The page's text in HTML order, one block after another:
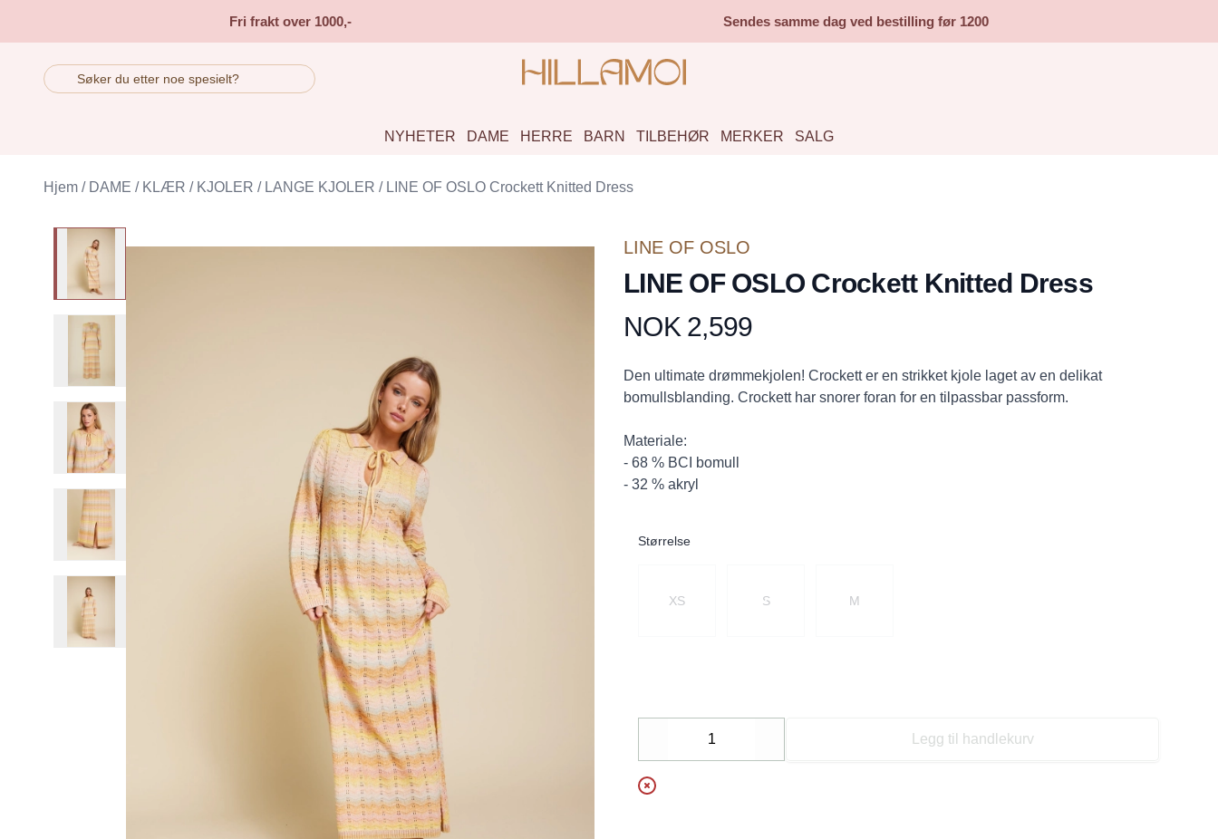
Fri frakt over 1000,- Sendes samme dag ved bestilling før 1200
NYHETER DAME HERRE BARN TILBEHØR MERKER SALG
Hjem / DAME / KLÆR / KJOLER / LANGE KJOLER / LINE OF OSLO Crockett Knitted Dress
LINE OF OSLO
LINE OF OSLO Crockett Knitted Dress
Produktdetaljer
NOK 2,599
Description
Den ultimate drømmekjolen! Crockett er en strikket kjole laget av en delikat
bomullsblanding. Crockett har snorer foran for en tilpassbar passform.
Materiale:
- 68 % BCI bomull
- 32 % akryl
Størrelse
XS S M
Decrease
Legg til handlekurv